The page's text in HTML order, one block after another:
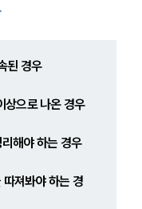
된 경우
으로 나온 경우
해야 하는 경우
져봐야 하는 경